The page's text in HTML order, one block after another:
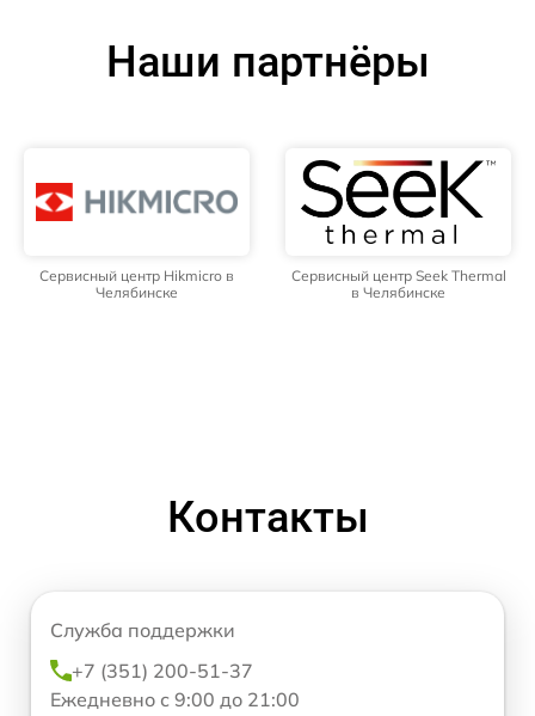
Наши партнёры
Сервисный центр Hikmicro в
Челябинске
Сервисный центр Seek Thermal
в Челябинске
Контакты
Служба поддержки
+7 (351) 200-51-37
Ежедневно с 9:00 до 21:00